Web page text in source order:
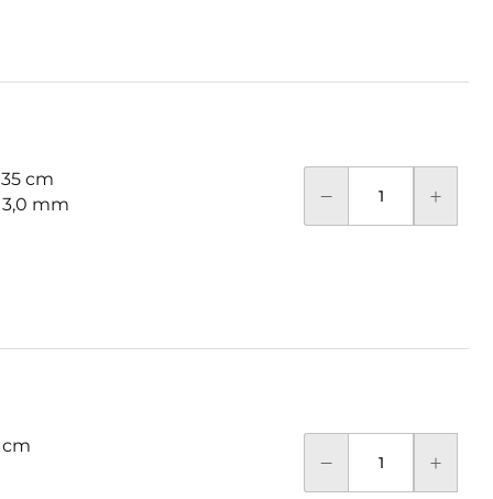
cm
3,0 mm